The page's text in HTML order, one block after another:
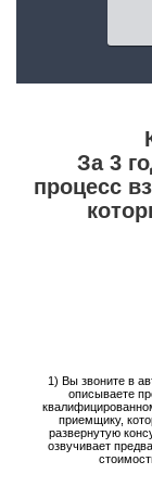
За 3
процесс
1) Вы звоните в
описываете
приемщику,
развернутую
озвучивает